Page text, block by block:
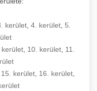
kerület 4. kerület 5.
kerület, 10. kerület, 11.
15. kerület 16. kerület